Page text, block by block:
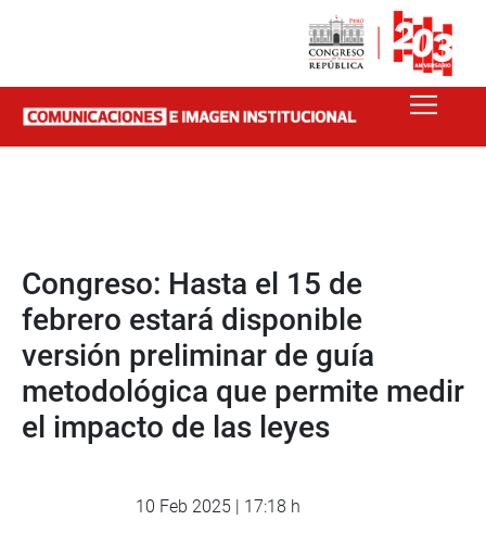
Congreso: Hasta el 15 de
febrero estará disponible
versión preliminar de guía
metodológica que permite medir
el impacto de las leyes
10 Feb 2025 | 17:18 h